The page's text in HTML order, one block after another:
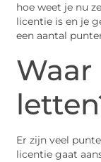
hoe weet je nu
licentie is en je
een aantal
Er zijn veel
licentie gaat